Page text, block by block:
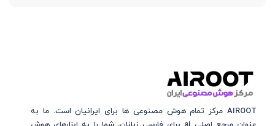
AIROOT مرکز تمام هوش مصنوعی‌‌‌ ها برای ایرانیان است. ما به